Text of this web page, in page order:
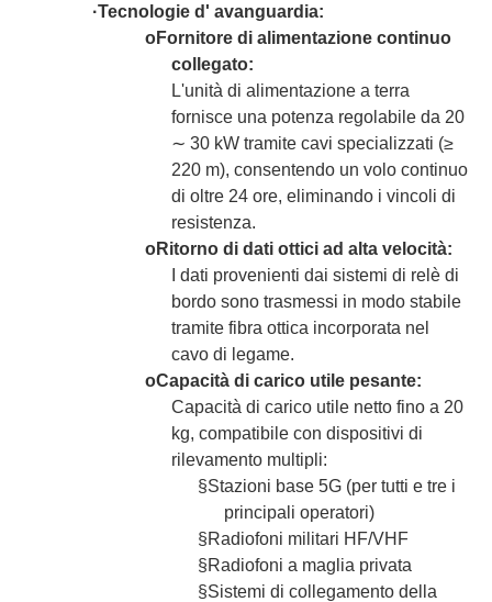
·Tecnologie d' avanguardia:
oFornitore di alimentazione continuo
collegato:
L'unità di alimentazione a terra
fornisce una potenza regolabile da 20
∼ 30 kW tramite cavi specializzati (≥
220 m), consentendo un volo continuo
di oltre 24 ore, eliminando i vincoli di
resistenza.
oRitorno di dati ottici ad alta velocità:
I dati provenienti dai sistemi di relè di
bordo sono trasmessi in modo stabile
tramite fibra ottica incorporata nel
cavo di legame.
oCapacità di carico utile pesante:
Capacità di carico utile netto fino a 20
kg, compatibile con dispositivi di
rilevamento multipli:
§Stazioni base 5G (per tutti e tre i
principali operatori)
§Radiofoni militari HF/VHF
§Radiofoni a maglia privata
§Sistemi di collegamento della